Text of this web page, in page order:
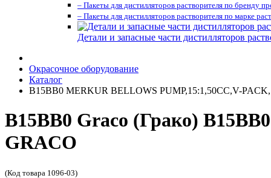
– Пакеты для дистилляторов растворителя по бренду
– Пакеты для дистилляторов растворителя по марке
Детали и запасные части дистилляторов
Окрасочное оборудование
Каталог
B15BB0 MERKUR BELLOWS PUMP,15:1,50CC,V-
B15BB0 Graco (Грако)
GRACO
(Код товара 1096-03)